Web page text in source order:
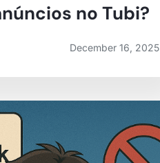
no Tubi?
December 16, 2025